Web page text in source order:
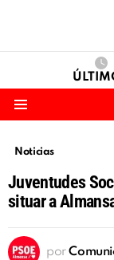
Noticias
Juventudes
situar a
por